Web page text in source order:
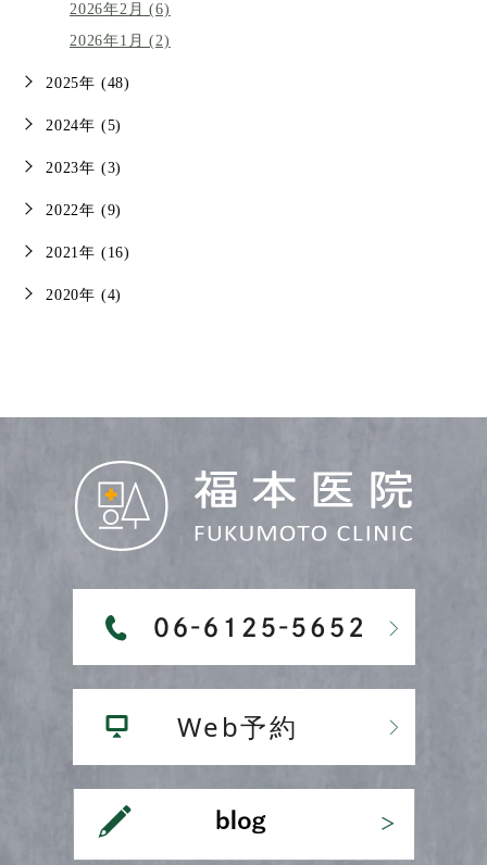
2026年2月 (6)
2026年1月 (2)
2025年 (48)
2024年 (5)
2023年 (3)
2022年 (9)
2021年 (16)
2020年 (4)